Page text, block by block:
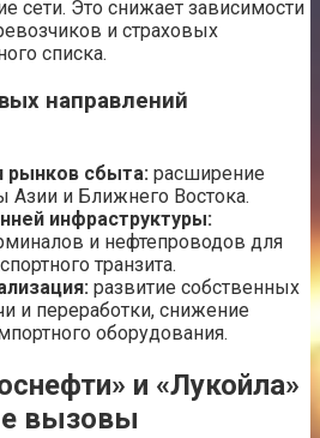
сети. Это снижает зависимости
и страховых
списка.
направлений
рынков сбыта: расширение
Азии и Ближнего Востока.
инфраструктуры:
и нефтепроводов для
транзита.
развитие собственных
и переработки, снижение
оборудования.
и «Лукойла»
вызовы